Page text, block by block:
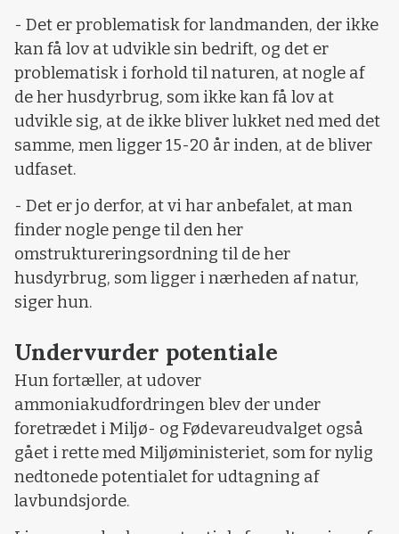
- Det er problematisk for landmanden, der ikke
kan få lov at udvikle sin bedrift, og det er
problematisk i forhold til naturen, at nogle af
de her husdyrbrug, som ikke kan få lov at
udvikle sig, at de ikke bliver lukket ned med det
samme, men ligger 15-20 år inden, at de bliver
udfaset.
- Det er jo derfor, at vi har anbefalet, at man
finder nogle penge til den her
omstruktureringsordning til de her
husdyrbrug, som ligger i nærheden af natur,
siger hun.
Undervurder potentiale
Hun fortæller, at udover
ammoniakudfordringen blev der under
foretrædet i Miljø- og Fødevareudvalget også
gået i rette med Miljøministeriet, som for nylig
nedtonede potentialet for udtagning af
lavbundsjorde.